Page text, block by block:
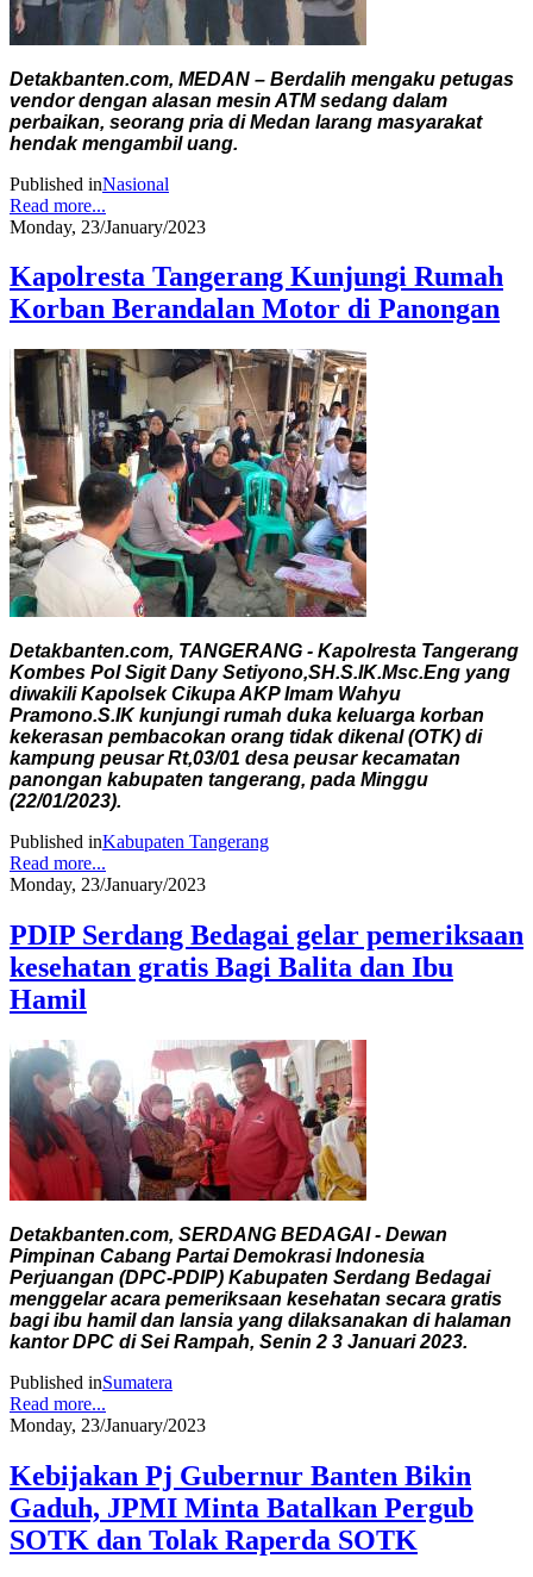
Detakbanten.com, MEDAN – Berdalih mengaku petugas
vendor dengan alasan mesin ATM sedang dalam
perbaikan, seorang pria di Medan larang masyarakat
hendak mengambil uang.
Published inNasional
Read more...
Monday, 23/January/2023
Kapolresta Tangerang Kunjungi Rumah
Korban Berandalan Motor di Panongan
Detakbanten.com, TANGERANG - Kapolresta Tangerang
Kombes Pol Sigit Dany Setiyono,SH.S.IK.Msc.Eng yang
diwakili Kapolsek Cikupa AKP Imam Wahyu
Pramono.S.IK kunjungi rumah duka keluarga korban
kekerasan pembacokan orang tidak dikenal (OTK) di
kampung peusar Rt,03/01 desa peusar kecamatan
panongan kabupaten tangerang, pada Minggu
(22/01/2023).
Published inKabupaten Tangerang
Read more...
Monday, 23/January/2023
PDIP Serdang Bedagai gelar pemeriksaan
kesehatan gratis Bagi Balita dan Ibu
Hamil
Detakbanten.com, SERDANG BEDAGAI - Dewan
Pimpinan Cabang Partai Demokrasi Indonesia
Perjuangan (DPC-PDIP) Kabupaten Serdang Bedagai
menggelar acara pemeriksaan kesehatan secara gratis
bagi ibu hamil dan lansia yang dilaksanakan di halaman
kantor DPC di Sei Rampah, Senin 2 3 Januari 2023.
Published inSumatera
Read more...
Monday, 23/January/2023
Kebijakan Pj Gubernur Banten Bikin
Gaduh, JPMI Minta Batalkan Pergub
SOTK dan Tolak Raperda SOTK